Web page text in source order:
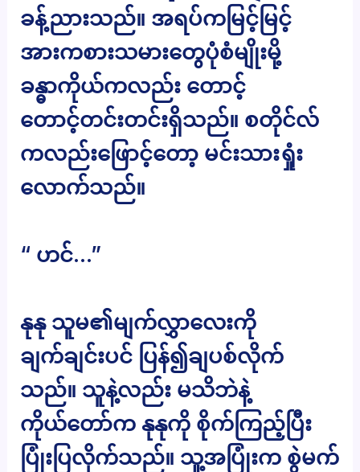
ခန့်ညားသည်။ အရပ်ကမြင့်မြင့်
အားကစားသမားတွေပုံစံမျိုးမို့
ခန္ဓာကိုယ်ကလည်း တောင့်
တောင့်တင်းတင်းရှိသည်။ စတိုင်လ်
ကလည်းဖြောင့်တော့ မင်းသားရှုံး
လောက်သည်။
“ ဟင်…”
နုနု သူမ၏မျက်လွှာလေးကို
ချက်ချင်းပင် ပြန်၍ချပစ်လိုက်
သည်။ သူနဲ့လည်း မသိဘဲနဲ့
ကိုယ်တော်က နုနုကို စိုက်ကြည့်ပြီး
ပြုံးပြလိုက်သည်။ သူ့အပြုံးက စွဲမက်